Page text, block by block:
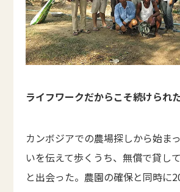
ライフワークだからこそ続けられ
カンボジアでの農場探しから始ま
いを伝えて歩くうち、無償で貸し
と出会った。農園の確保と同時に